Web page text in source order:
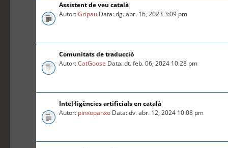
Assistent de veu català
Autor:Gripau Data: dg. abr. 16, 2023 3:09 pm
Comunitats de traducció
Autor:CatGoose Data: dt. feb. 06, 2024 10:28 pm
Intel·ligències artificials en català
Autor: pinxopanxo Data: dv. abr. 12, 2024 10:08 pm